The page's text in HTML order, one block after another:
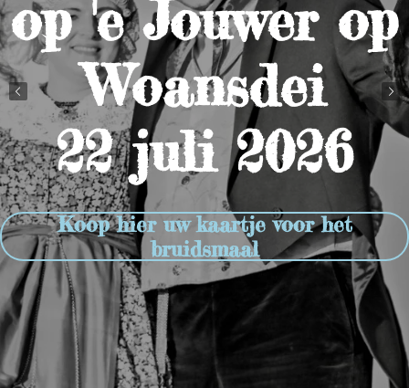
op 'e Jouwer op
Woansdei
22 juli 2026
Koop hier uw kaartje voor het
bruidsmaal